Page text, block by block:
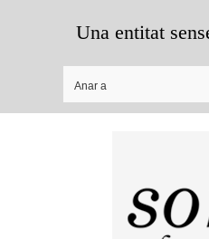
Una entitat
Anar a